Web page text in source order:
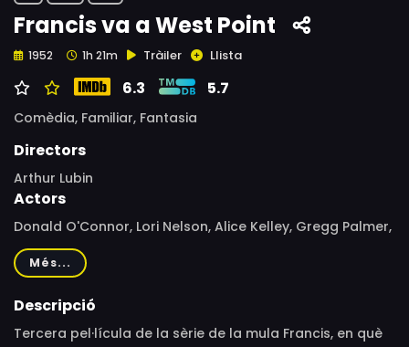
Francis va a West Point
1952 1h 21m Tràiler Llista
6.3 5.7
Comèdia, Familiar, Fantasia
Directors
Arthur Lubin
Actors
Donald O'Connor, Lori Nelson, Alice Kelley, Gregg Palmer,
William Reynolds, Les Tremayne, Otto Hulett, David
Janssen, James Best, Chill Wills, Leonard Nimoy
Més...
Descripció
Tercera pel·lícula de la sèrie de la mula Francis, en què